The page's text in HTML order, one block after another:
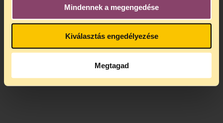
Mindennek a megengedése
Kiválasztás engedélyezése
Megtagad